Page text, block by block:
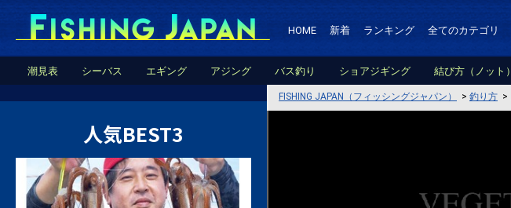
HOME 新着 ランキング 全てのカテゴリ
潮見表 シーバス エギング アジング バス釣り ショアジギング 結び方（ノット）
FISHING JAPAN（フィッシングジャパン） > 釣り方 >
人気BEST3